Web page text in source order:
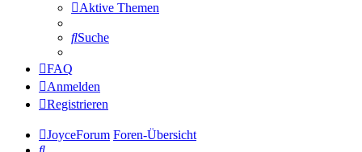
Aktive Themen
Suche
FAQ
Anmelden
Registrieren
JoyceForum Foren-Übersicht